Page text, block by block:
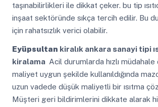
taşınabilirlikleri ile dikkat çeker. bu tip
inşaat sektöründe sıkça tercih edilir. Bu
için rahatsızlık verici olabilir.
Eyüpsultan kiralık ankara sanayi tipi
kiralama Acil durumlarda hızlı
maliyet uygun şekilde kullanıldığında
uzun vadede düşük maliyetli bir ısıtma
Müşteri geri bildirimlerini dikkate alarak